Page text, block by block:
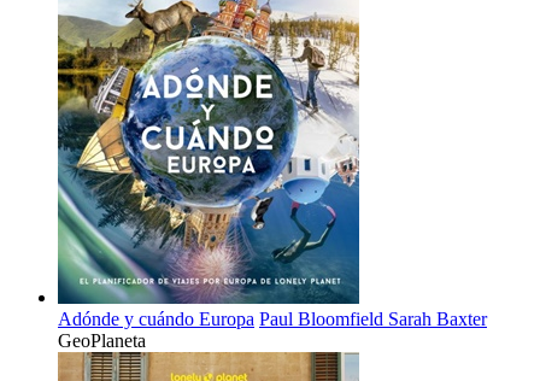
Adónde y cuándo Europa Paul Bloomfield Sarah Baxter
GeoPlaneta